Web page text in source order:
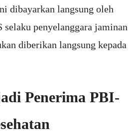
dibayarkan langsung oleh
selaku penyelanggara jaminan
diberikan langsung kepada
Penerima PBI-